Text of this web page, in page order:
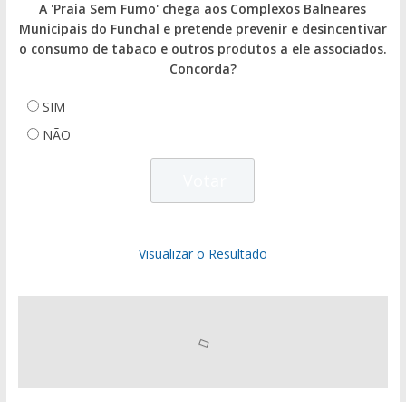
A 'Praia Sem Fumo' chega aos Complexos Balneares
Municipais do Funchal e pretende prevenir e desincentivar
o consumo de tabaco e outros produtos a ele associados.
Concorda?
SIM
NÃO
Visualizar o Resultado